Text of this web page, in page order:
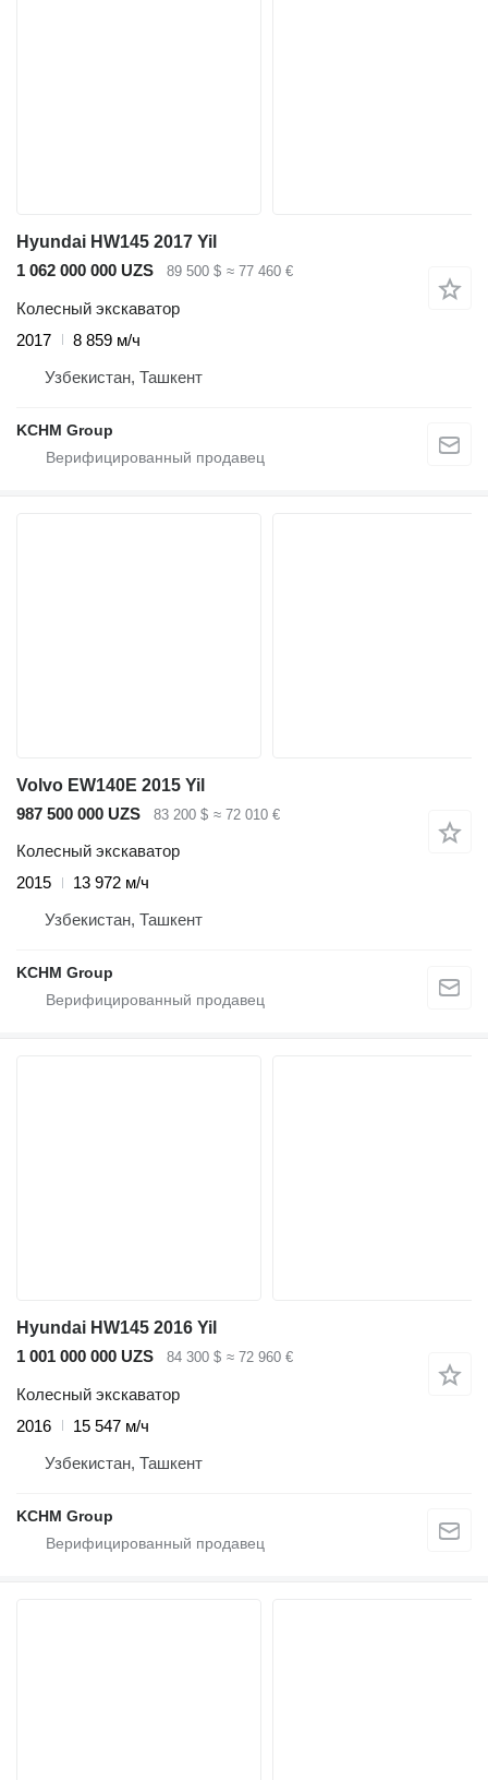
Hyundai HW145 2017 Yil
1 062 000 000 UZS
89 500 $ ≈ 77 460 €
Колесный экскаватор
2017
8 859 м/ч
Узбекистан, Ташкент
KCHM Group
Volvo EW140E 2015 Yil
987 500 000 UZS
83 200 $ ≈ 72 010 €
Колесный экскаватор
2015
13 972 м/ч
Узбекистан, Ташкент
KCHM Group
Hyundai HW145 2016 Yil
1 001 000 000 UZS
84 300 $ ≈ 72 960 €
Колесный экскаватор
2016
15 547 м/ч
Узбекистан, Ташкент
KCHM Group